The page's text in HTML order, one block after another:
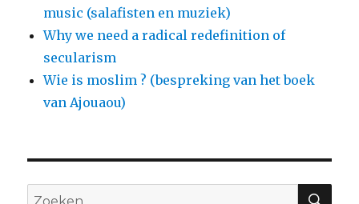
music (salafisten en muziek)
Why we need a radical redefinition of
secularism
Wie is moslim ? (bespreking van het boek
van Ajouaou)
Zoeken